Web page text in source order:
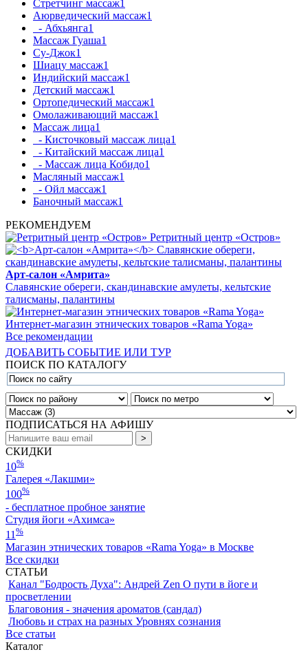
Стретчинг массаж1
Аюрведический массаж1
- Абхьянга1
Массаж Гуаша1
Су-Джок1
Шиацу массаж1
Индийский массаж1
Детский массаж1
Ортопедический массаж1
Омолаживающий массаж1
Массаж лица1
- Кисточковый массаж лица1
- Китайский массаж лица1
- Массаж лица Кобидо1
Масляный массаж1
- Ойл массаж1
Баночный массаж1
РЕКОМЕНДУЕМ
Ретритный центр «Остров»
Арт-салон «Амрита»
Славянские обереги, скандинавские амулеты, кельтские
талисманы, палантины
Интернет-магазин этнических товаров «Rama Yoga»
Все рекомендации
ДОБАВИТЬ СОБЫТИЕ ИЛИ ТУР
ПОИСК ПО КАТАЛОГУ
ПОДПИСАТЬСЯ НА АФИШУ
СКИДКИ
10%
Галерея «Лакшми»
100%
- бесплатное пробное занятие
Студия йоги «Ахимса»
11 %
Магазин этнических товаров «Rama Yoga» в Москве
Все скидки
СТАТЬИ
Канал "Бодрость Духа": Андрей Zen О пути в йоге и
просветлении
Благовония - значения ароматов (сандал)
Любовь и страх на разных Уровнях сознания
Все статьи
Каталог